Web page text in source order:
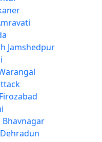
Jamshedpur
Bhavnagar